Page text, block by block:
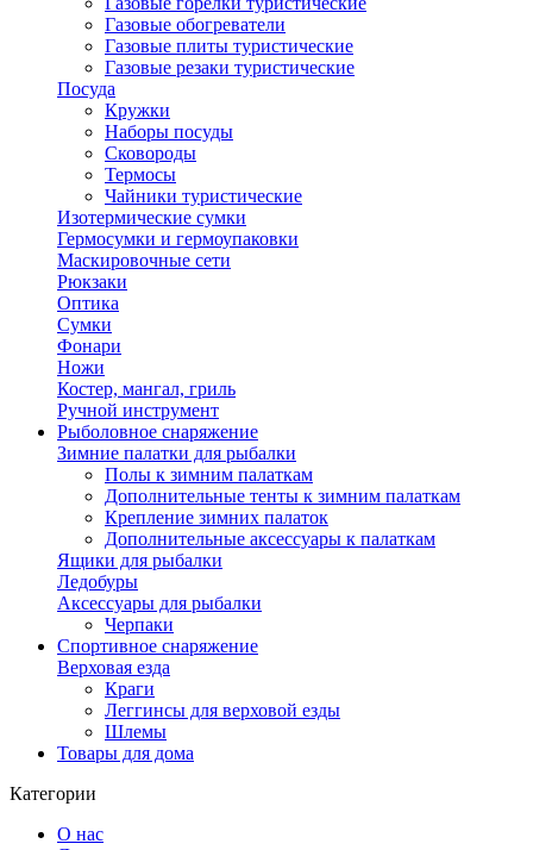
Газовые обогреватели
Газовые плиты туристические
Газовые резаки туристические
Посуда
Кружки
Наборы посуды
Сковороды
Термосы
Чайники туристические
Изотермические сумки
Гермосумки и гермоупаковки
Маскировочные сети
Рюкзаки
Оптика
Сумки
Фонари
Ножи
Костер, мангал, гриль
Ручной инструмент
Рыболовное снаряжение
Зимние палатки для рыбалки
Полы к зимним палаткам
Дополнительные тенты к зимним палаткам
Крепление зимних палаток
Дополнительные аксессуары к палаткам
Ящики для рыбалки
Ледобуры
Аксессуары для рыбалки
Черпаки
Спортивное снаряжение
Верховая езда
Краги
Леггинсы для верховой езды
Шлемы
Товары для дома
Категории
О нас